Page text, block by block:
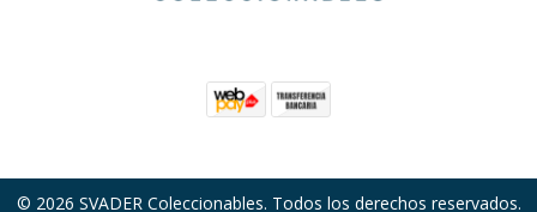
© 2026 SVADER Coleccionables. Todos los derechos reservados.